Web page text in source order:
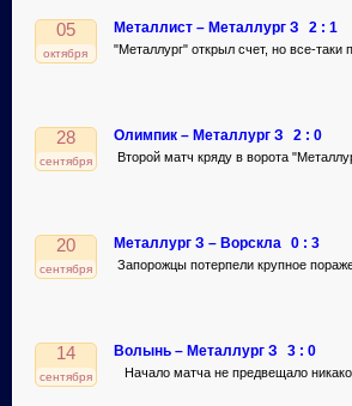
05
октября
Металлист – Металлург З 2 : 1
"Металлург" открыл счет, но все-таки
28
сентября
Олимпик – Металлург З 2 : 0
Второй матч кряду в ворота
20
сентября
Металлург З – Ворскла 0 : 3
Запорожцы потерпели крупное
14
сентября
Волынь – Металлург З 3 : 0
Начало матча не предвещало